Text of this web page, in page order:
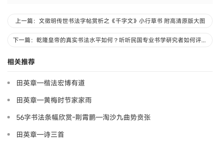
上一篇：文徵明传世书法字帖赏析之《千字文》小行草书 附高清原版大图
下一篇：乾隆皇帝的真实书法水平如何？听听民国专业书学研究者如何评价！
相关推荐
田英章—楷法宏博有道
田英章—黄梅时节家家雨
56字书法条幅欣赏-荆霄鹏—淘沙九曲势贲张
田英章—诗三首